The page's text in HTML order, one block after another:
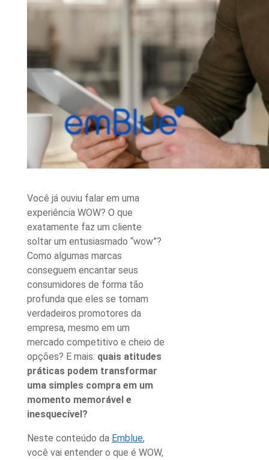
Você já ouviu falar em uma
experiência WOW? O que
exatamente faz um cliente
soltar um entusiasmado “wow”?
Como algumas marcas
conseguem encantar seus
consumidores de forma tão
profunda que eles se tornam
verdadeiros promotores da
empresa, mesmo em um
mercado competitivo e cheio de
opções? E mais: quais atitudes
práticas podem transformar
uma simples compra em um
momento memorável e
inesquecível?
Neste conteúdo da Emblue,
você vai entender o que é WOW,